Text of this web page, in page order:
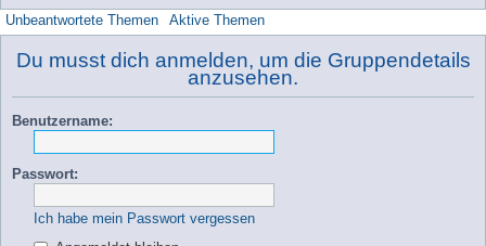
Unbeantwortete Themen Aktive Themen
Du musst dich anmelden, um die Gruppendetails
anzusehen.
Benutzername:
Passwort:
Ich habe mein Passwort vergessen